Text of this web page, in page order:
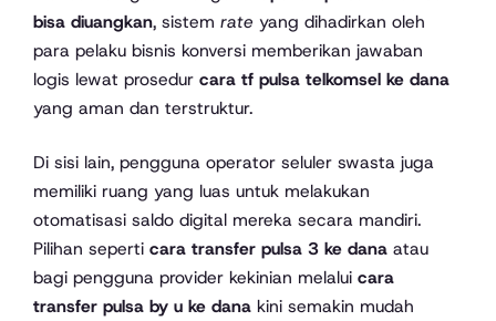
bisa diuangkan, sistem rate yang dihadirkan oleh
para pelaku bisnis konversi memberikan jawaban
logis lewat prosedur cara tf pulsa telkomsel ke dana
yang aman dan terstruktur.
Di sisi lain, pengguna operator seluler swasta juga
memiliki ruang yang luas untuk melakukan
otomatisasi saldo digital mereka secara mandiri.
Pilihan seperti cara transfer pulsa 3 ke dana atau
bagi pengguna provider kekinian melalui cara
transfer pulsa by u ke dana kini semakin mudah